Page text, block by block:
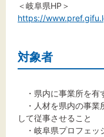
＜岐阜県HP＞
https://
対象者
・県内に事業所を有
・人材を県内の事業
して従事させること
・岐阜県プロフェッ